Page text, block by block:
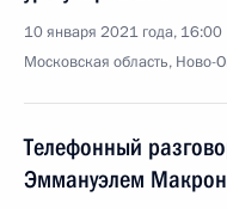
10 января 2021 года, 16:00
Московская область, Ново-
Телефонный
Эммануэлем